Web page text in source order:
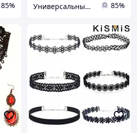
85% Универсальный Интернет-магазин POPULAR 85%